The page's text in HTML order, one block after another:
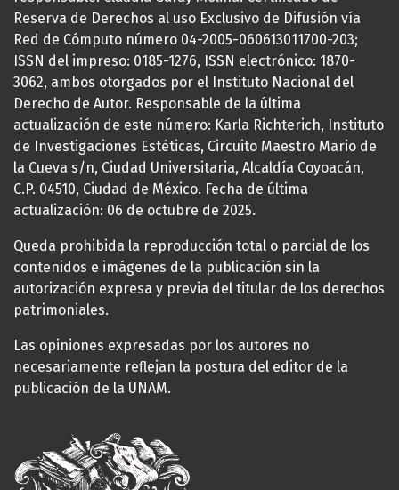
Reserva de Derechos al uso Exclusivo de Difusión vía
Red de Cómputo número 04-2005-060613011700-203;
ISSN del impreso: 0185-1276, ISSN electrónico: 1870-
3062, ambos otorgados por el Instituto Nacional del
Derecho de Autor. Responsable de la última
actualización de este número: Karla Richterich, Instituto
de Investigaciones Estéticas, Circuito Maestro Mario de
la Cueva s/n, Ciudad Universitaria, Alcaldía Coyoacán,
C.P. 04510, Ciudad de México. Fecha de última
actualización: 06 de octubre de 2025.
Queda prohibida la reproducción total o parcial de los
contenidos e imágenes de la publicación sin la
autorización expresa y previa del titular de los derechos
patrimoniales.
Las opiniones expresadas por los autores no
necesariamente reflejan la postura del editor de la
publicación de la UNAM.